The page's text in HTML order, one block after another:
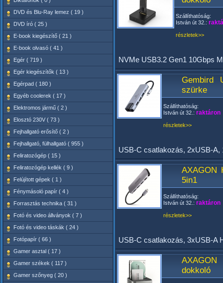
DVD és Blu-Ray lemez ( 19 )
DVD író ( 25 )
E-book kiegészítő ( 21 )
E-book olvasó ( 41 )
Egér ( 719 )
Egér kiegészítők ( 13 )
Egérpad ( 180 )
Egyéb coolerek ( 17 )
Elektromos jármű ( 2 )
Elosztó 230V ( 73 )
Fejhallgató erősítő ( 2 )
Fejhallgató, fülhallgató ( 955 )
Feliratozógép ( 15 )
Feliratozógép kellék ( 9 )
Felújított gépek ( 1 )
Fénymásoló papír ( 4 )
Forrasztás technika ( 31 )
Fotó és video állványok ( 7 )
Fotó és video táskák ( 24 )
Fotópapír ( 66 )
Gamer asztal ( 17 )
Gamer székek ( 117 )
Gamer szőnyeg ( 20 )
Szállíthatóság:
István út 32.:
részletek>>
NVMe USB3.2 Gen1 10Gbps
Gembird
szürke
Szállíthatóság:
István út 32.: raktáron
részletek>>
USB-C csatlakozás, 2xUSB-
AXAGON
5in1
Szállíthatóság:
István út 32.: raktáron
részletek>>
USB-C csatlakozás, 3xUSB-A
dokkoló